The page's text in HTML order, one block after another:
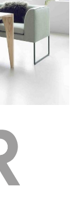
aus
Sie zwischen
eleganten
Stoffbezug für
Auf Wunsch
an.
mit
gewählt werden,
zu bringen.
von 85 cm. Die